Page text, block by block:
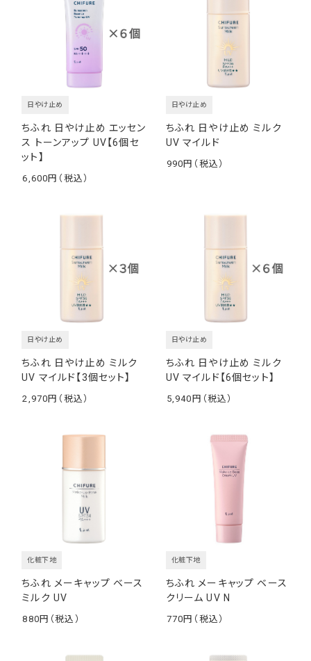
ちふれ 日やけ止め エッセン
ス トーンアップ UV【6個セ
ット】
日やけ止め
6,600
ちふれ 日やけ止め ミルク
UV マイルド
日やけ止め
990
ちふれ 日やけ止め ミルク
UV マイルド【3個セット】
日やけ止め
2,970
ちふれ 日やけ止め ミルク
UV マイルド【6個セット】
日やけ止め
5,940
ちふれ メーキャップ ベース
ミルク UV
化粧下地
880
ちふれ メーキャップ ベース
クリーム UV N
化粧下地
770